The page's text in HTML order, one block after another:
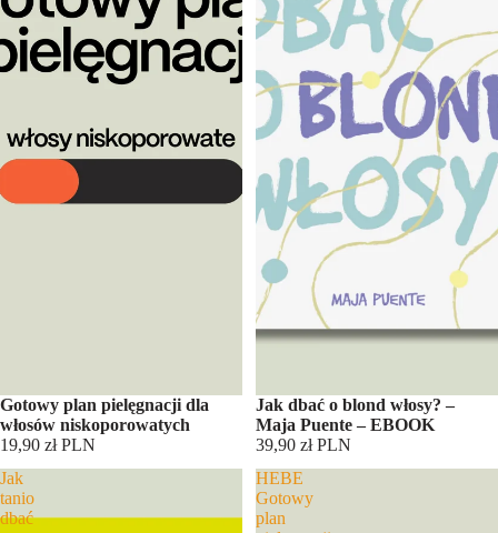
Gotowy plan pielęgnacji dla
włosów niskoporowatych
19,90 zł PLN
Jak dbać o blond włosy? –
Maja Puente – EBOOK
39,90 zł PLN
Jak
tanio
dbać
HEBE
Gotowy
plan